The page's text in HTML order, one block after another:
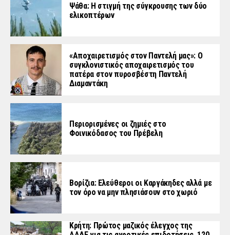
Ψάθα: Η στιγμή της σύγκρουσης των δύο
ελικοπτέρων
«Aποχαιρετισμός στον Παντελή μας»: Ο
συγκλονιστικός αποχαιρετισμός του
πατέρα στον πυροσβέστη Παντελή
Διαμαντάκη
Περιορισμένες οι ζημιές στο
Φοινικόδασος του Πρέβελη
Βορίζια: Ελεύθεροι οι Καργάκηδες αλλά με
τον όρο να μην πλησιάσουν στο χωριό
Κρήτη: Πρώτος μαζικός έλεγχος της